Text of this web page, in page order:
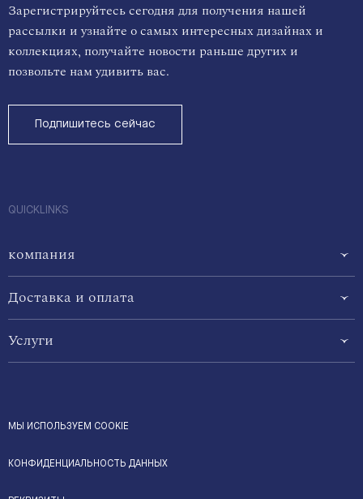
Зарегистрируйтесь сегодня для получения нашей
рассылки и узнайте о самых интересных дизайнах и
коллекциях, получайте новости раньше других и
позвольте нам удивить вас.
Подпишитесь сейчас
QUICKLINKS
компания
Доставка и оплата
Услуги
МЫ ИСПОЛЬЗУЕМ COOKIE
КОНФИДЕНЦИАЛЬНОСТЬ ДАННЫХ